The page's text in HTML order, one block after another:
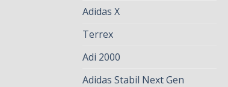
Adidas X
Terrex
Adi 2000
Adidas Stabil Next Gen